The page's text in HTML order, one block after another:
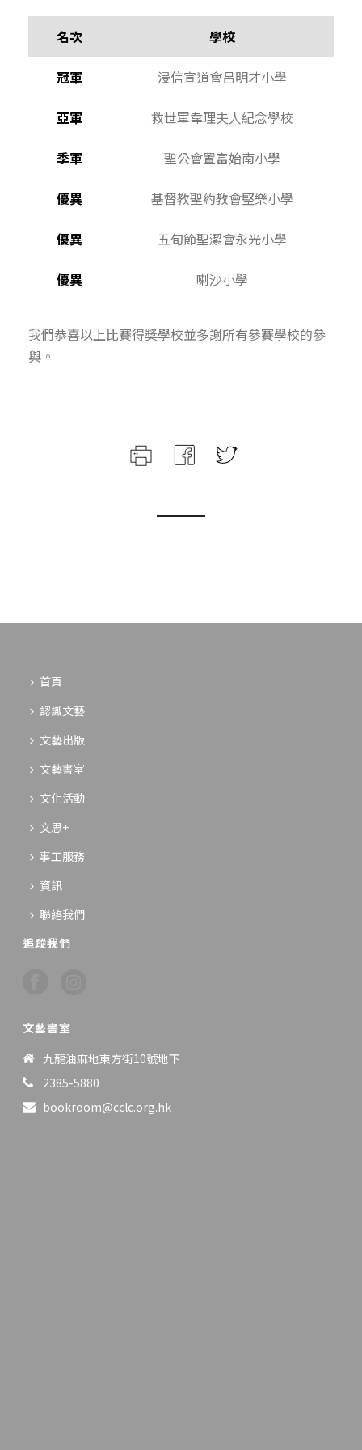
名次 學校
冠軍 浸信宣道會呂明才小學
亞軍 救世軍韋理夫人紀念學校
季軍 聖公會置富始南小學
優異 基督教聖約教會堅樂小學
優異 五旬節聖潔會永光小學
優異 喇沙小學
我們恭喜以上比賽得獎學校並多謝所有參賽學校的參
與。
首頁
認識文藝
文藝出版
文藝書室
文化活動
文思+
事工服務
資訊
聯絡我們
追蹤我們
文藝書室
九龍油麻地東方街10號地下
2385-5880
bookroom@cclc.org.hk